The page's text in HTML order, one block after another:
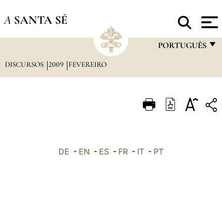
A SANTA SÉ
PORTUGUÊS
ITALIANO
DISCURSOS 2009 FEVEREIRO
DE - EN - ES - FR - IT - PT